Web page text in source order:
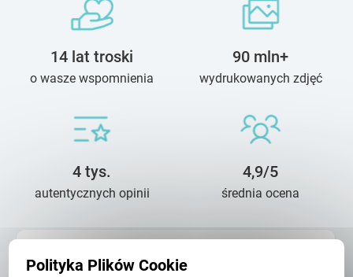
14 lat troski
o wasze wspomnienia
90 mln+
wydrukowanych zdjęć
4 tys.
autentycznych opinii
4,9/5
średnia ocena
29 Grudnia
Polityka Plików Cookie